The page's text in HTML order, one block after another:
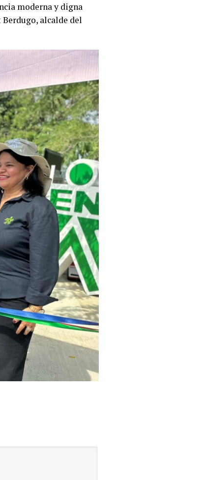
moderna y digna
alcalde del